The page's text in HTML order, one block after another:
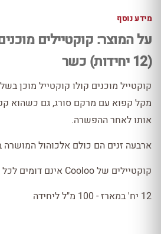
מידע נוסף
(12 יחידות) כשר
מקל קפוא עם מרקם סורג, גם כשהוא
אותו לאחר ההפשרה.
ארבעה זנים הם כולם אלכוהול
קוקטיילים של Cooloo אינם דומים לכל האחרים שהיו לך בעבר.
12 יח' במארז - 100 מ"ל ליחידה